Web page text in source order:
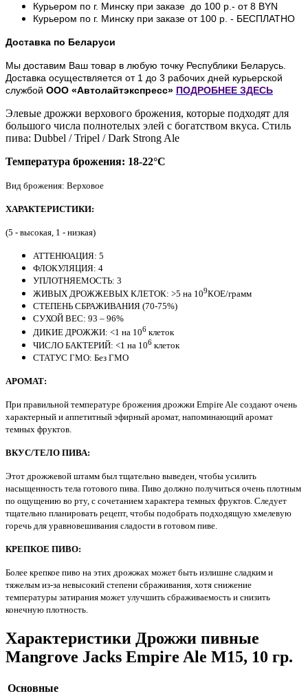
Курьером по г. Минску при заказе до 100 р.- от 8 BYN
Курьером по г. Минску при заказе от 100 р. - БЕСПЛАТНО
Доставка по Беларуси
Мы доставим Ваш товар в любую точку Республики Беларусь.
Доставка осуществляется от 1 до 3 рабочих дней курьерской
службой ООО «Автолайтэкспресс» ПОДРОБНЕЕ ЗДЕСЬ
Элевые дрожжи верхового брожения, которые подходят для
большого числа полнотелых элей с богатством вкуса. Стиль
пива: Dubbel / Tripel / Dark Strong Ale
Температура брожения: 18-22°C
Вид брожения: Верховое
ХАРАКТЕРИСТИКИ:
(5 - высокая, 1 - низкая)
АТТЕНЮАЦИЯ: 5
ФЛОКУЛЯЦИЯ: 4
УПЛОТНЯЕМОСТЬ: 3
ЖИВЫХ ДРОЖЖЕВЫХ КЛЕТОК: >5 на 109КОЕ/грамм
СТЕПЕНЬ СБРАЖИВАНИЯ (70-75%)
СУХОЙ ВЕС: 93 – 96%
ДИКИЕ ДРОЖЖИ: <1 на 106 клеток
ЧИСЛО БАКТЕРИЙ: <1 на 106 клеток
СТАТУС ГМО: Без ГМО
АРОМАТ:
При правильной температуре брожения дрожжи Empire Ale создают очень
характерный и аппетитный эфирный аромат, напоминающий аромат
темных фруктов.
ВКУС/ТЕЛО ПИВА:
Этот дрожжевой штамм был тщательно выведен, чтобы усилить
насыщенность тела готового пива. Пиво должно получиться очень плотным
по ощущению во рту, с сочетанием характера темных фруктов. Следует
тщательно планировать рецепт, чтобы подобрать подходящую хмелевую
горечь для уравновешивания сладости в готовом пиве.
КРЕПКОЕ ПИВО:
Более крепкое пиво на этих дрожжах может быть излишне сладким и
тяжелым из-за невысокий степени сбраживания, хотя снижение
температуры затирания может улучшить сбраживаемость и снизить
конечную плотность.
Характеристики Дрожжи пивные
Mangrove Jacks Empire Ale M15, 10 гр.
Основные